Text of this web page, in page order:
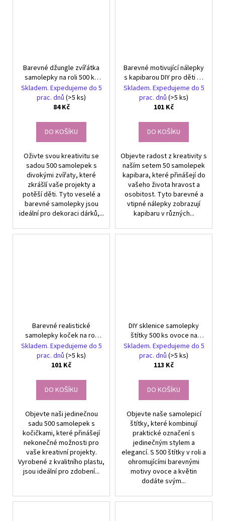
Barevné džungle zvířátka
samolepky na roli 500 ks
pro děti DIY dekorace
Skladem. Expedujeme do 5
prac. dnů (>5 ks)
84 Kč
DO KOŠÍKU
Oživte svou kreativitu se
sadou 500 samolepek s
divokými zvířaty, které
zkrášlí vaše projekty a
potěší děti. Tyto veselé a
barevné samolepky jsou
ideální pro dekoraci dárků,...
Barevné motivující nálepky
s kapibarou DIY pro děti 50
ks
Skladem. Expedujeme do 5
prac. dnů (>5 ks)
101 Kč
DO KOŠÍKU
Objevte radost z kreativity s
naším setem 50 samolepek
kapibara, které přinášejí do
vašeho života hravost a
osobitost. Tyto barevné a
vtipné nálepky zobrazují
kapibaru v různých...
Barevné realistické
samolepky koček na roli
500 kusů pro děti DIY
dekorace
Skladem. Expedujeme do 5
prac. dnů (>5 ks)
101 Kč
DO KOŠÍKU
Objevte naši jedinečnou
sadu 500 samolepek s
kočičkami, které přinášejí
nekonečné možnosti pro
vaše kreativní projekty.
Vyrobené z kvalitního plastu,
jsou ideální pro zdobení...
DIY sklenice samolepky
štítky 500 ks ovoce na
džem
Skladem. Expedujeme do 5
prac. dnů (>5 ks)
113 Kč
DO KOŠÍKU
Objevte naše samolepicí
štítky, které kombinují
praktické označení s
jedinečným stylem a
elegancí. S 500 štítky v roli a
ohromujícími barevnými
motivy ovoce a květin
dodáte svým...